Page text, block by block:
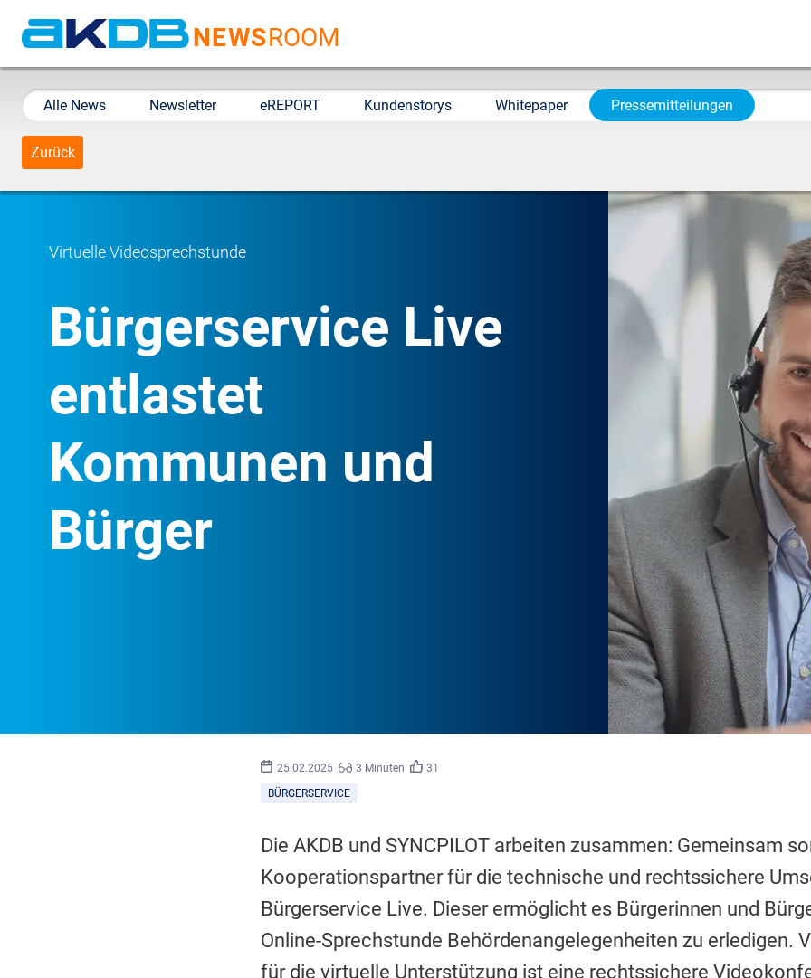
Datenverarbeitung in
NEWSROOM
Alle News Newsletter eREPORT Kundenstorys Whitepaper Pressemitteilungen
Zurück
Virtuelle Videosprechstunde
Bürgerservice Live
entlastet
Kommunen und
Bürger
25.02.2025 3 Minuten
31
BÜRGERSERVICE
Die AKDB und SYNCPILOT arbeiten zusammen: Gemeinsam
Kooperationspartner für die technische und rechtssichere
Bürgerservice Live. Dieser ermöglicht es Bürgerinnen und
Online-Sprechstunde Behördenangelegenheiten zu erledigen.
für die virtuelle Unterstützung ist eine rechtssichere